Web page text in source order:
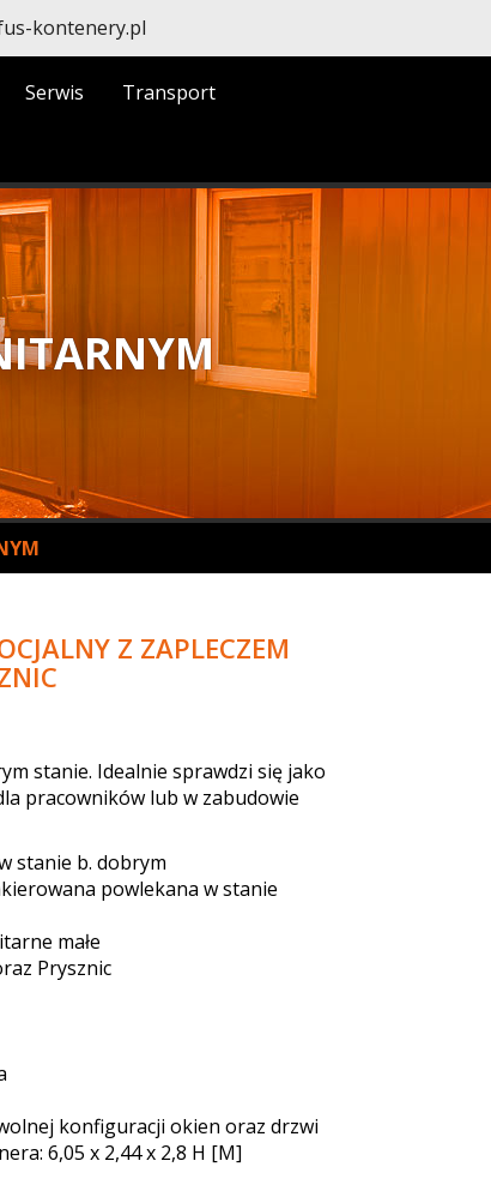
kontenery.pl
Serwis Transport
Z ZAPLECZEM
stanie. Idealnie sprawdzi się jako
pracowników lub w zabudowie
stanie b. dobrym
powlekana w stanie
małe
Prysznic
konfiguracji okien oraz drzwi
6,05 x 2,44 x 2,8 H [M]